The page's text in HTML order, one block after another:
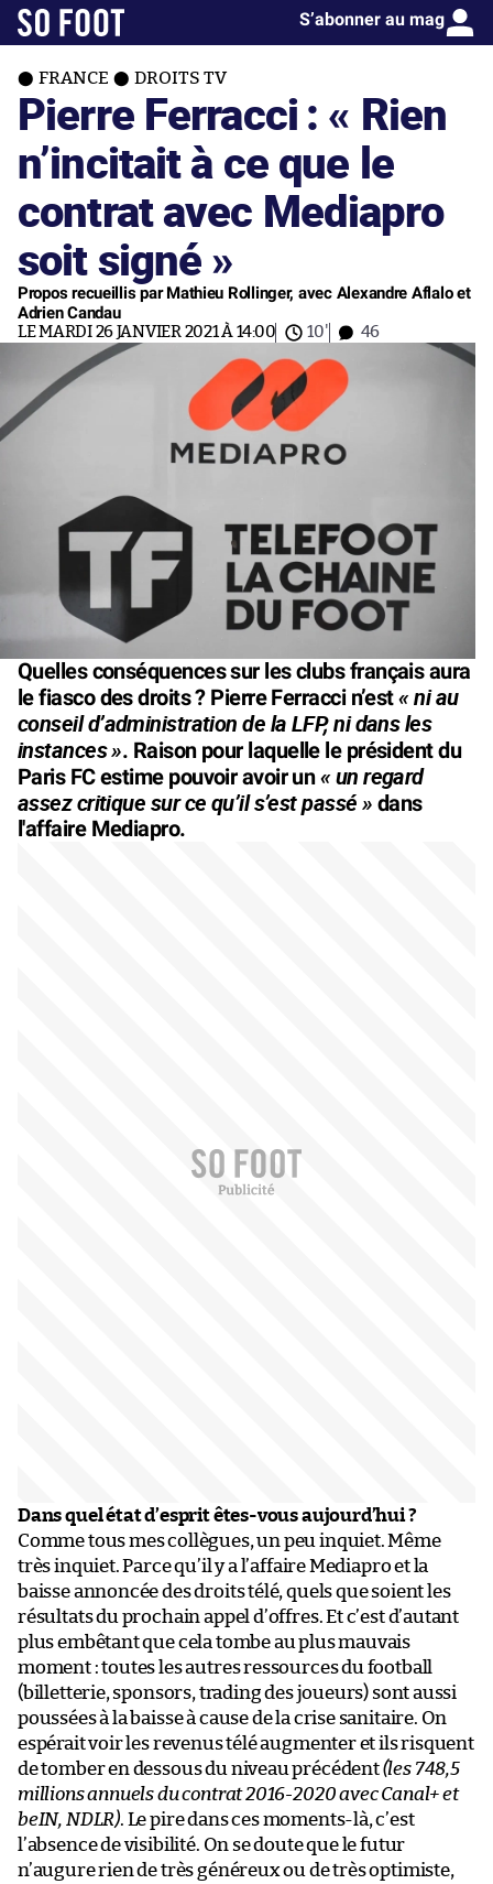
S’abonner au mag
FRANCE DROITS TV
Pierre Ferracci : « Rien
n’incitait à ce que le
contrat avec Mediapro
soit signé »
Propos recueillis par Mathieu Rollinger, avec Alexandre Aflalo et
Adrien Candau
LE MARDI 26 JANVIER 2021 À 14:00 10' 46
Quelles conséquences sur les clubs français aura
le fiasco des droits ? Pierre Ferracci n’est« ni au
conseil d’administration de la LFP, ni dans les
instances ». Raison pour laquelle le président du
Paris FC estime pouvoir avoir un« un regard
assez critique sur ce qu’il s’est passé » dans
l'affaire Mediapro.
Dans quel état d’esprit êtes-vous aujourd’hui ?
Comme tous mes collègues, un peu inquiet. Même
très inquiet. Parce qu’il y a l’affaire Mediapro et la
baisse annoncée des droits télé, quels que soient les
résultats du prochain appel d’offres. Et c’est d’autant
plus embêtant que cela tombe au plus mauvais
moment : toutes les autres ressources du football
(billetterie, sponsors, trading des joueurs) sont aussi
poussées à la baisse à cause de la crise sanitaire. On
espérait voir les revenus télé augmenter et ils risquent
de tomber en dessous du niveau précédent(les 748,5
millions annuels du contrat 2016-2020 avec Canal+ et
beIN, NDLR). Le pire dans ces moments-là, c’est
l’absence de visibilité. On se doute que le futur
n’augure rien de très généreux ou de très optimiste,